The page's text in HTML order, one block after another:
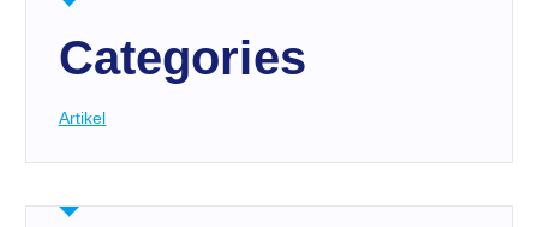
Categories
Artikel